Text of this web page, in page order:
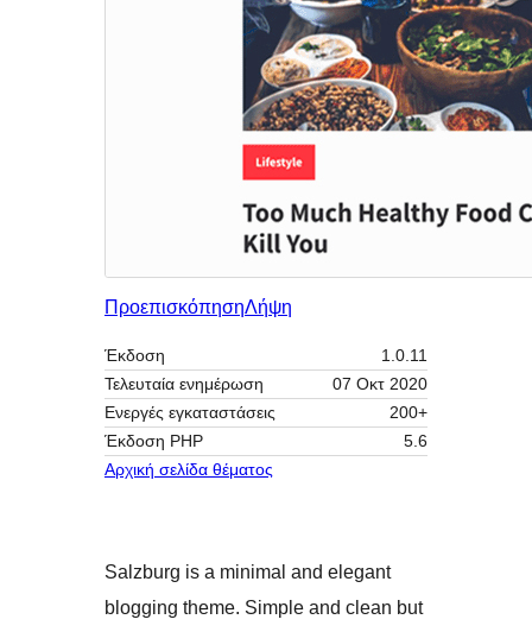
ΠροεπισκόπησηΛήψη
Έκδοση
1.0.11
Τελευταία ενημέρωση
07 Οκτ 2020
Ενεργές εγκαταστάσεις
200+
Έκδοση ΡΗΡ
5.6
Αρχική σελίδα θέματος
Salzburg is a minimal and elegant
blogging theme. Simple and clean but